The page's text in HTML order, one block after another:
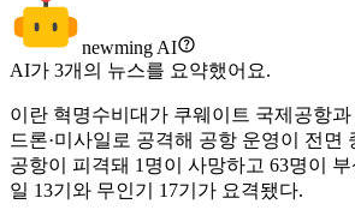
newming AI
AI가 3개의 뉴스를 요약했어요.
이란 혁명수비대가 쿠웨이트 국제공항
드론·미사일로 공격해 공항 운영이 전면
공항이 피격돼 1명이 사망하고 63명이
일 13기와 무인기 17기가 요격됐다.